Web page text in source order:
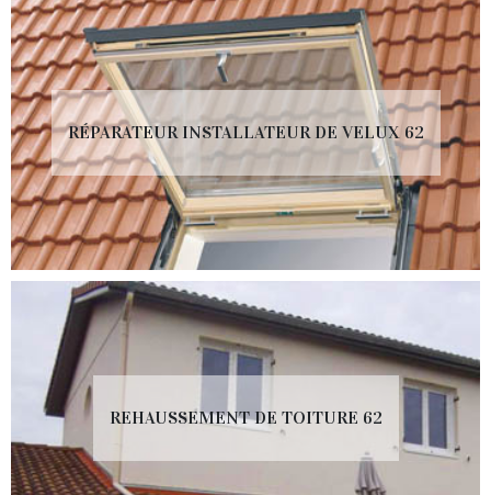
RÉPARATEUR INSTALLATEUR DE VELUX 62
REHAUSSEMENT DE TOITURE 62